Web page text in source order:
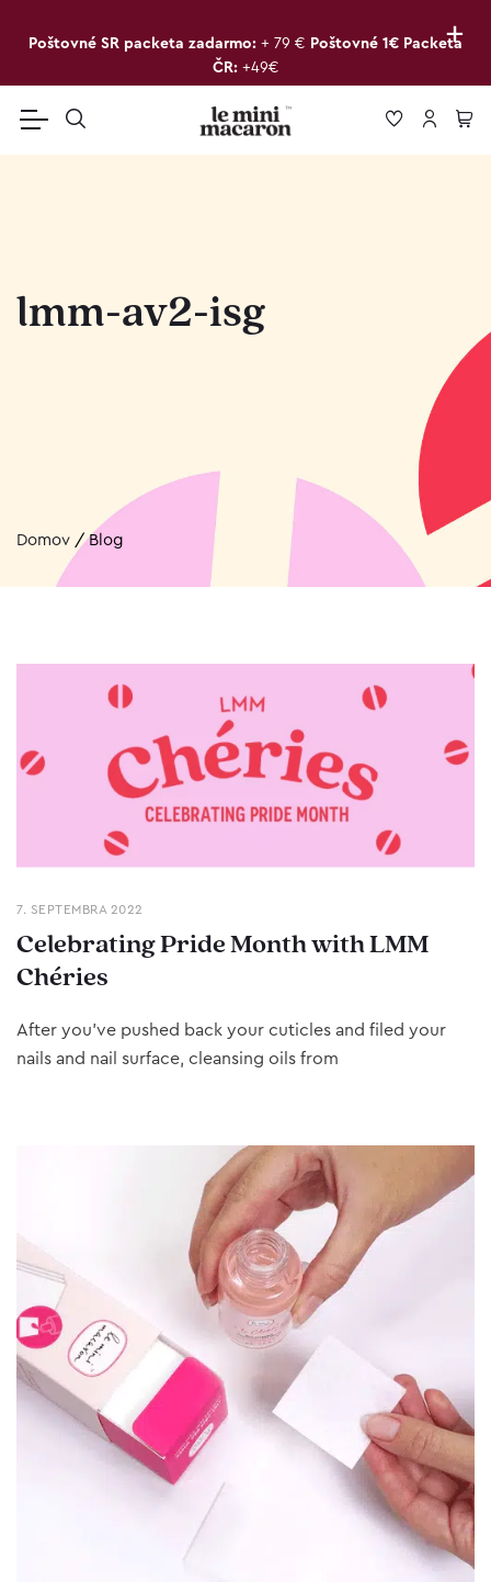
+
Poštovné SR packeta zadarmo: + 79 € Poštovné 1€ Packeta
ČR: +49€
lmm-av2-isg
Domov /Blog
7. SEPTEMBRA 2022
Celebrating Pride Month with LMM
Chéries
After you’ve pushed back your cuticles and filed your
nails and nail surface, cleansing oils from